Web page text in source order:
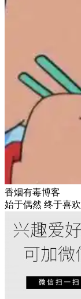
香烟有毒博客
始于偶然 终于喜